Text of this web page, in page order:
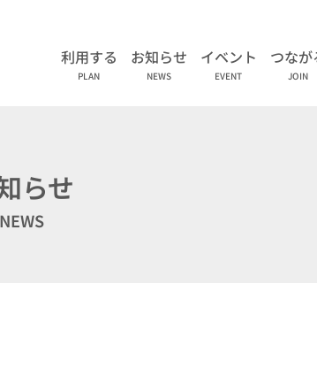
利用する
PLAN
お知らせ
NEWS
イベント
EVENT
つなが
JOIN
らせ
NEWS